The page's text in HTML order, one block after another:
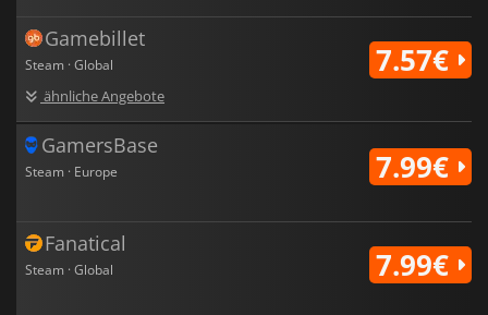
Gamebillet
Steam · Global
ähnliche Angebote
7.57€
GamersBase
Steam · Europe 7.99€
Fanatical
Steam · Global 7.99€